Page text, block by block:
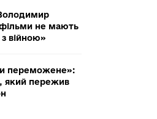
не мають
з війною»
переможене»:
який пережив